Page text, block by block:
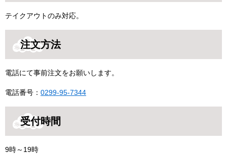
テイクアウトのみ対応。
注文方法
電話にて事前注文をお願いします。
電話番号： 0299-95-7344
受付時間
9時～19時